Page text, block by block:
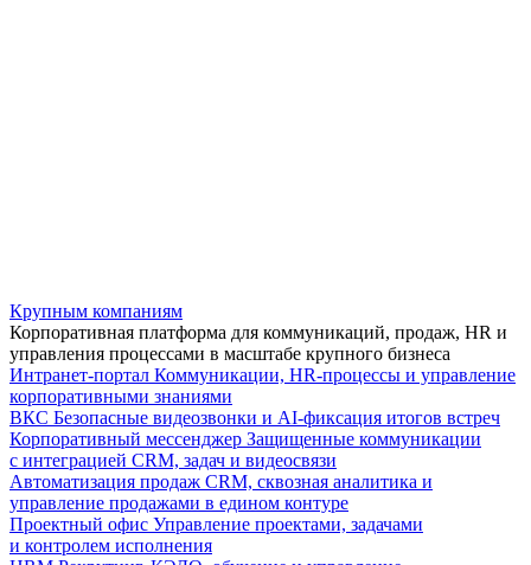
Крупным компаниям
Корпоративная платформа для коммуникаций, продаж, HR и
управления процессами в масштабе крупного бизнеса
Интранет-портал Коммуникации, HR-процессы и управление
корпоративными знаниями
ВКС Безопасные видеозвонки и AI-фиксация итогов встреч
Корпоративный мессенджер Защищенные коммуникации
с интеграцией CRM, задач и видеосвязи
Автоматизация продаж CRM, сквозная аналитика и
управление продажами в едином контуре
Проектный офис Управление проектами, задачами
и контролем исполнения